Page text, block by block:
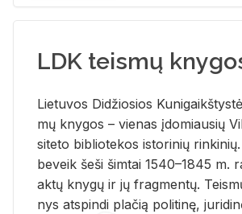
LDK teismų
Lie­tu­vos Di­džio­sios
mų kny­gos – vie­nas įdo­miau­sių
si­te­to bi­b­lio­te­kos is­to­ri­nių
be­veik šeši šim­tai 1540–1845 m.
aktų kny­gų ir jų frag­men­tų.
nys at­spin­di pla­čią po­li­ti­nę,